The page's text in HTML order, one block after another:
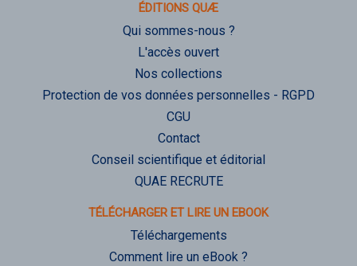
ÉDITIONS QUÆ
Qui sommes-nous ?
L'accès ouvert
Nos collections
Protection de vos données personnelles - RGPD
CGU
Contact
Conseil scientifique et éditorial
QUAE RECRUTE
TÉLÉCHARGER ET LIRE UN EBOOK
Téléchargements
Comment lire un eBook ?